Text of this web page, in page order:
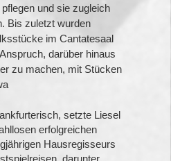
und sie zugleich
Bis zuletzt wurden
im Cantatesaal
darüber hinaus
zu machen, mit Stücken
setzte Liesel
erfolgreichen
Hausregisseurs